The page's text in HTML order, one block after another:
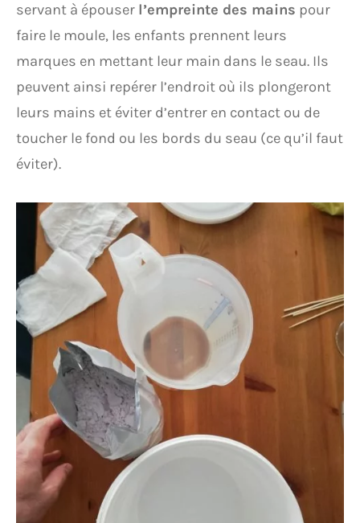
servant à épouser l’empreinte des mains pour
faire le moule, les enfants prennent leurs
marques en mettant leur main dans le seau. Ils
peuvent ainsi repérer l’endroit où ils plongeront
leurs mains et éviter d’entrer en contact ou de
toucher le fond ou les bords du seau (ce qu’il faut
éviter).